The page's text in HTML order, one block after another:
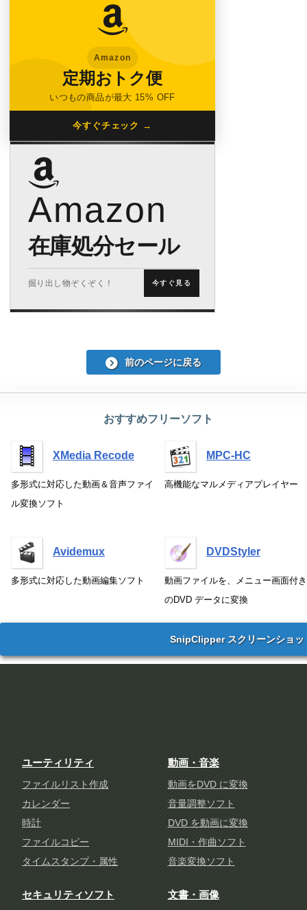
Amazon
定期おトク便
いつもの商品が最大 15% OFF
今すぐチェック →
Amazon
在庫処分セール
掘り出し物ぞくぞく！ 今すぐ見る
前のページに戻る
おすすめフリーソフト
XMedia Recode
多形式に対応した動画＆音声ファイ
ル変換ソフト
MPC-HC
高機能なマルメディアプレイヤー
Avidemux
多形式に対応した動画編集ソフト
DVDStyler
動画ファイルを、メニュー画面付き
のDVD データに変換
SnipClipper スクリーンショッ
ユーティリティ
ファイルリスト作成
カレンダー
時計
ファイルコピー
タイムスタンプ・属性
動画・音楽
動画をDVD に変換
音量調整ソフト
DVD を動画に変換
MIDI・作曲ソフト
音楽変換ソフト
セキュリティソフト 文書・画像